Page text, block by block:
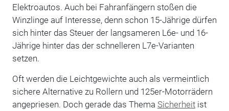
Elektroautos. Auch bei Fahranfängern stoßen die
Winzlinge auf Interesse, denn schon 15-Jährige dürfen
sich hinter das Steuer der langsameren L6e- und 16-
Jährige hinter das der schnelleren L7e-Varianten
setzen.
Oft werden die Leichtgewichte auch als vermeintlich
sichere Alternative zu Rollern und 125er-Motorrädern
angepriesen. Doch gerade das Thema Sicherheitist